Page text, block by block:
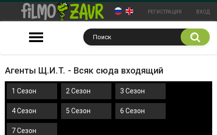
РЕГИСТРАЦИЯ ВХОД
Агенты Щ.И.Т. - Всяк сюда входящий
1 Сезон 2 Сезон 3 Сезон
4 Сезон 5 Сезон 6 Сезон
7 Сезон